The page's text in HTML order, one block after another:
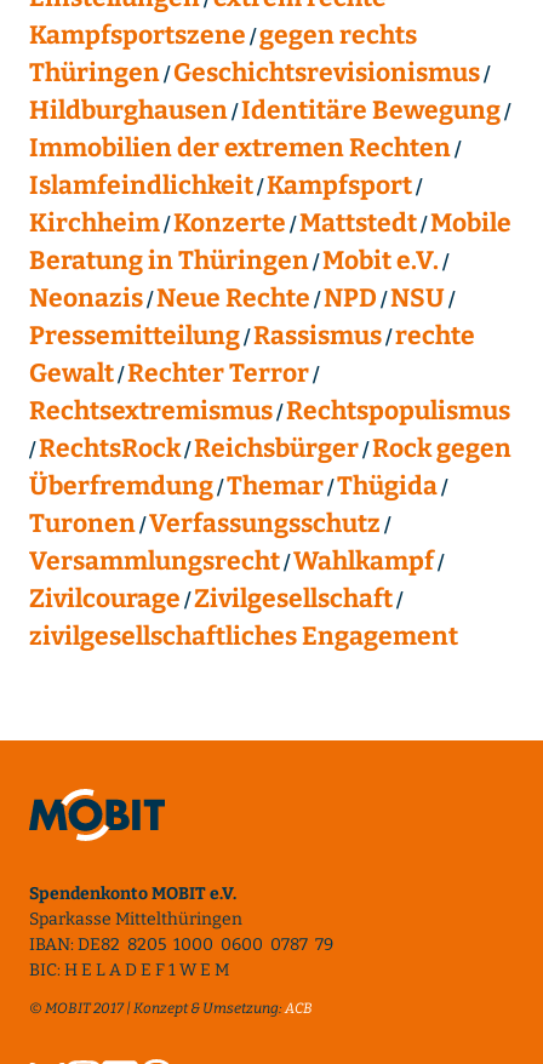
Kampfsportszene gegen rechts
Thüringen Geschichtsrevisionismus
Hildburghausen Identitäre Bewegung
Immobilien der extremen Rechten
Islamfeindlichkeit Kampfsport
Kirchheim Konzerte Mattstedt Mobile
Beratung in Thüringen Mobit e.V.
Neonazis Neue Rechte NPD NSU
Pressemitteilung Rassismus rechte
Gewalt Rechter Terror
Rechtsextremismus Rechtspopulismus
RechtsRock Reichsbürger Rock gegen
Überfremdung Themar Thügida
Turonen Verfassungsschutz
Versammlungsrecht Wahlkampf
Zivilcourage Zivilgesellschaft
zivilgesellschaftliches Engagement
Spendenkonto MOBIT e.V.
Sparkasse Mittelthüringen
IBAN: DE82 8205 1000 0600 0787 79
BIC: H E L A D E F 1 W E M
© MOBIT 2017 | Konzept & Umsetzung:ACB